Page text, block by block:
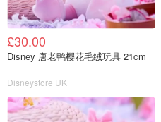
£30.00
Disney 唐老鸭樱花毛绒玩具 21cm
Disneystore UK